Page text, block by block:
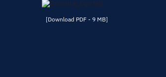
[Download PDF - 9 MB]